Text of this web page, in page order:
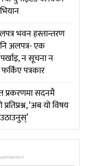
भवन हस्तान्तरण
अलपत्र- एक
न सूचना न
पत्रकार
प्रकरणमा सदनमै
‘अब यो विषय